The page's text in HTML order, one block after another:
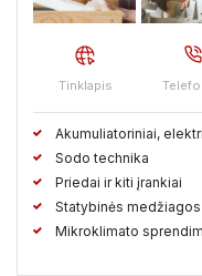
Kazlų Rudos sav.
Lazdijų raj.
Molėtų raj. Neringos sav.
Tinklapis
Akumuliatoriniai,
Sodo technika
Priedai ir kiti įrankiai
Statybinės medžiagos
Mikroklimato